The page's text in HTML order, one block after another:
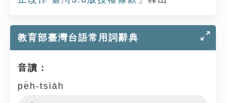
教育部臺灣台語常用詞辭典
音讀：
pe̍h-tsia̍h